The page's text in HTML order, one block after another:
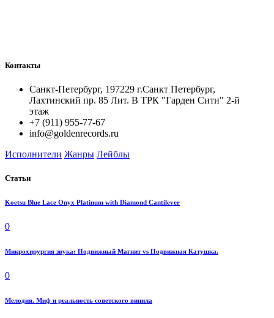
Контакты
Санкт-Петербург, 197229 г.Санкт Петербург,
Лахтинский пр. 85 Лит. B ТРК "Гарден Сити" 2-й
этаж
+7 (911) 955-77-67
info@goldenrecords.ru
Исполнители Жанры Лейблы
Статьи
Koetsu Blue Lace Onyx Platinum with Diamond Cantilever
0
Микрохирургия звука: Подвижный Магнит vs Подвижная Катушка.
0
Мелодия. Миф и реальность советского винила